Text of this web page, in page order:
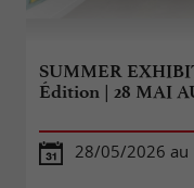
SUMMER
Édition | 28 MAI
28/05/2026